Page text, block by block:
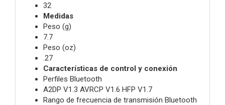
32
Medidas
Peso (g)
7.7
Peso (oz)
.27
Características de control y conexión
Perfiles Bluetooth
A2DP V1.3 AVRCP V1.6 HFP V1.7
Rango de frecuencia de transmisión Bluetooth